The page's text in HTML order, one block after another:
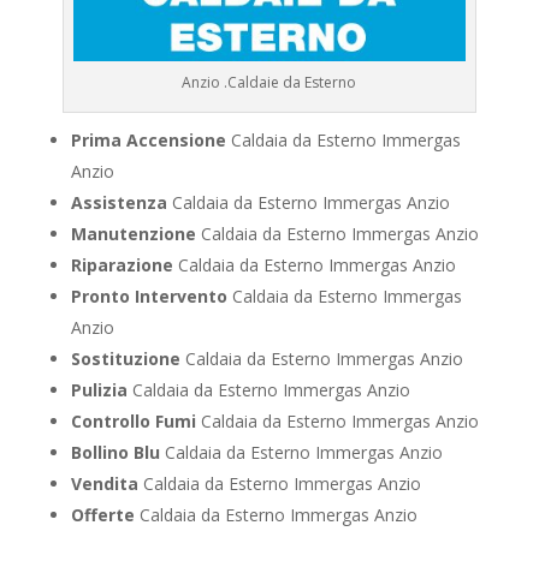
Anzio .Caldaie da Esterno
Prima Accensione Caldaia da Esterno Immergas
Anzio
Assistenza Caldaia da Esterno Immergas Anzio
Manutenzione Caldaia da Esterno Immergas Anzio
Riparazione Caldaia da Esterno Immergas Anzio
Pronto Intervento Caldaia da Esterno Immergas
Anzio
Sostituzione Caldaia da Esterno Immergas Anzio
Pulizia Caldaia da Esterno Immergas Anzio
Controllo Fumi Caldaia da Esterno Immergas Anzio
Bollino Blu Caldaia da Esterno Immergas Anzio
Vendita Caldaia da Esterno Immergas Anzio
Offerte Caldaia da Esterno Immergas Anzio